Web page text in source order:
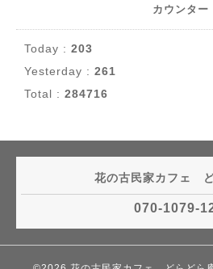
カウンター
Today : 203
Yesterday : 261
Total : 284716
花の古民家カフェ
070-1079-